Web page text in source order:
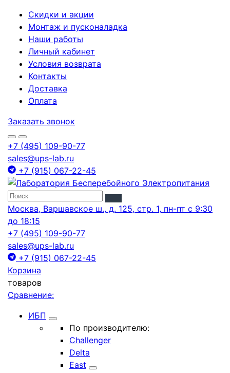
Скидки и акции
Монтаж и пусконаладка
Наши работы
Личный кабинет
Условия возврата
Контакты
Доставка
Оплата
Заказать звонок
+7 (495) 109-90-77
sales@ups-lab.ru
+7 (915) 067-22-45
Москва, Варшавское ш., д. 125, стр. 1, пн-пт с 9:30
до 18:15
+7 (495) 109-90-77
sales@ups-lab.ru
+7 (915) 067-22-45
Корзина
товаров
Сравнение:
ИБП
По производителю:
Challenger
Delta
East